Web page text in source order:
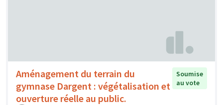
Aménagement du terrain du
gymnase Dargent : végétalisation et
ouverture réelle au public.
Soumise
au vote